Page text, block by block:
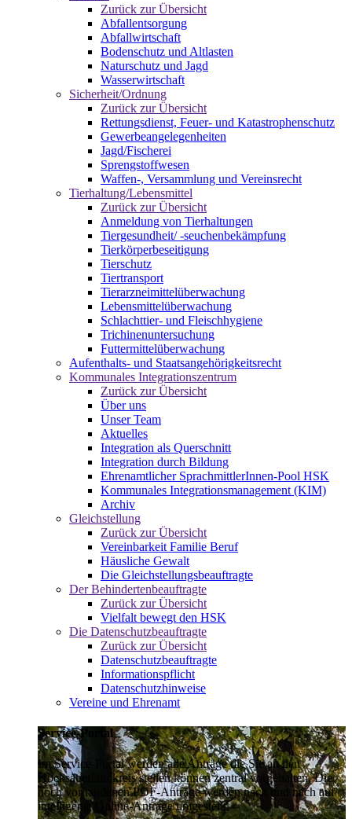
Zurück zur Übersicht
Abfallentsorgung
Abfallwirtschaft
Bodenschutz und Altlasten
Naturschutz und Jagd
Wasserwirtschaft
Sicherheit/Ordnung
Zurück zur Übersicht
Rettungsdienst, Feuer- und Katastrophenschutz
Gewerbeangelegenheiten
Jagd/Fischerei
Sprengstoffwesen
Waffen-, Versammlung und Vereinsrecht
Tierhaltung/Lebensmittel
Zurück zur Übersicht
Anmeldung von Tierhaltungen
Tiergesundheit/ -seuchenbekämpfung
Tierkörperbeseitigung
Tierschutz
Tiertransport
Tierarzneimittelüberwachung
Lebensmittelüberwachung
Schlachttier- und Fleischhygiene
Trichinenuntersuchung
Futtermittelüberwachung
Aufenthalts- und Staatsangehörigkeitsrecht
Kommunales Integrationszentrum
Zurück zur Übersicht
Über uns
Unser Team
Aktuelles
Integration als Querschnitt
Integration durch Bildung
Ehrenamtlicher SprachmittlerInnen-Pool HSK
Kommunales Integrationsmanagement (KIM)
Archiv
Gleichstellung
Zurück zur Übersicht
Vereinbarkeit Familie Beruf
Häusliche Gewalt
Die Gleichstellungsbeauftragte
Der Behindertenbeauftragte
Zurück zur Übersicht
Vielfalt bewegt den HSK
Die Datenschutzbeauftragte
Zurück zur Übersicht
Datenschutzbeauftragte
Informationspflicht
Datenschutzhinweise
Vereine und Ehrenamt
Service-Portal
Im Service-Portal werden alle Anträge die Sie an den
Hochsauerlandkreis stellen können zentral vorgehalten. Die
noch vorhandenen PDF-Anträge werden nach und nach auf
intelligente Online-Anträge umgestellt.